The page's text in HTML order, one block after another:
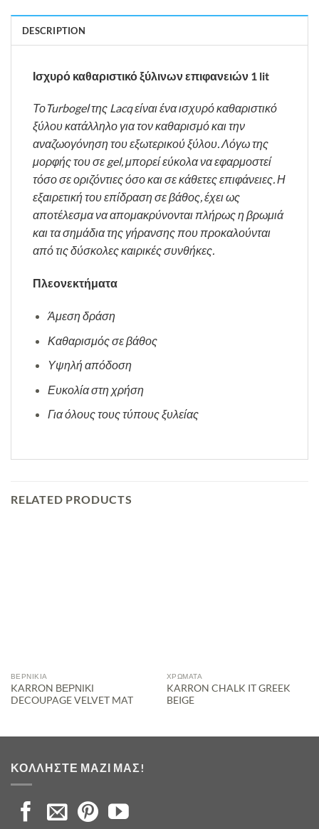
DESCRIPTION
Ισχυρό καθαριστικό ξύλινων επιφανειών 1 lit
ΤοTurbogel της Lacq είναι ένα ισχυρό καθαριστικό
ξύλου κατάλληλο για τον καθαρισμό και την
αναζωογόνηση του εξωτερικού ξύλου. Λόγω της
μορφής του σε gel, μπορεί εύκολα να εφαρμοστεί
τόσο σε οριζόντιες όσο και σε κάθετες επιφάνειες. Η
εξαιρετική του επίδραση σε βάθος, έχει ως
αποτέλεσμα να απομακρύνονται πλήρως η βρωμιά
και τα σημάδια της γήρανσης που προκαλούνται
από τις δύσκολες καιρικές συνθήκες.
Πλεονεκτήματα
Άμεση δράση
Καθαρισμός σε βάθος
Υψηλή απόδοση
Ευκολία στη χρήση
Για όλους τους τύπους ξυλείας
RELATED PRODUCTS
ΒΕΡΝΊΚΙΑ
KARRON ΒΕΡΝΙΚΙ
DECOUPAGE VELVET MAT
ΧΡΏΜΑΤΑ
KARRON CHALK IT GREEK
BEIGE
ΚΟΛΛΉΣΤΕ ΜΑΖΊ ΜΑΣ!